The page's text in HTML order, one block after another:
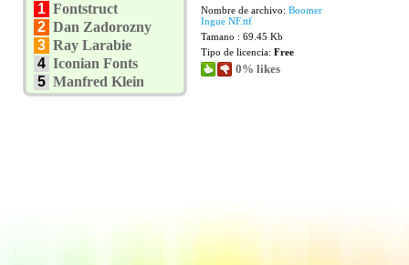
1 Fontstruct
2 Dan Zadorozny
3 Ray Larabie
4 Iconian Fonts
5 Manfred Klein
Nombre de archivo: Boomer
Ingue NF.ttf
Tamano : 69.45 Kb
Tipo de licencia: Free
0% likes